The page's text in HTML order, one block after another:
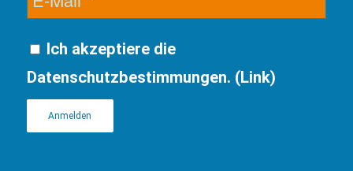
Ich akzeptiere die
Datenschutzbestimmungen. (Link)